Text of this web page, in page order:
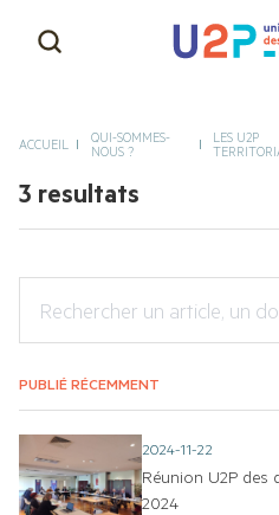
ACCUEIL
QUI-SOMMES-
NOUS ?
LES U2P
3 resultats
PUBLIÉ RÉCEMMENT
2024-11-22
Réunion U2P des
2024